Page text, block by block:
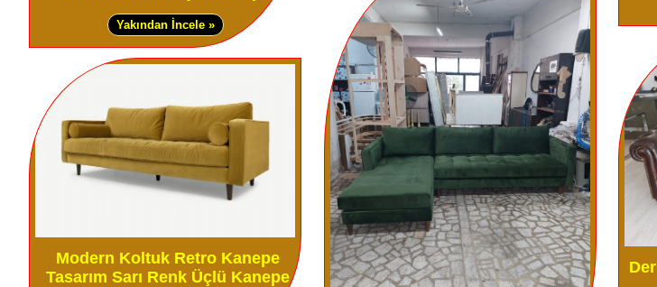
Yakından İncele »
Modern Koltuk Retro Kanepe
Tasarım Sarı Renk Üçlü Kanepe